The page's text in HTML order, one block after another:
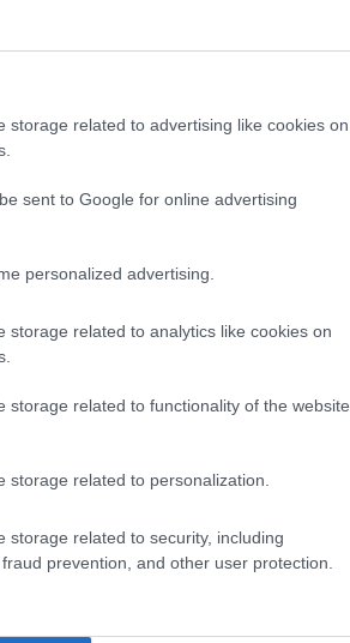
storage related to advertising like cookies on
sent to Google for online advertising
personalized advertising.
storage related to analytics like cookies on
storage related to functionality of the website
storage related to personalization.
storage related to security, including
prevention, and other user protection.
αυθεντική "πηγή"
πολιτική ζωή της χώρας:
και συκοφαντία
τι πρόκειται να
πλήρη πολιτική